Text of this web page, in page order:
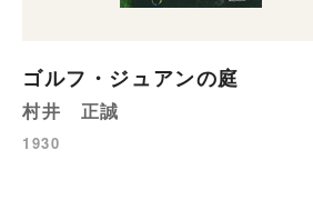
ゴルフ・ジュアンの庭
村井 正誠
1930